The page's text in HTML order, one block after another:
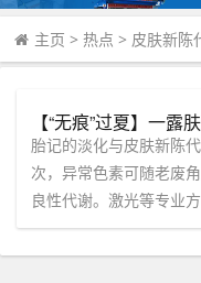
主页 > 热点 > 皮肤新陈
胎记的淡化与皮肤新陈
次，异常色素可随老废
良性代谢。激光等专业